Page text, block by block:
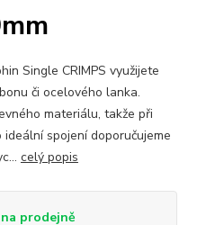
Single CRIMPS využijete
či ocelového lanka.
materiálu, takže při
spojení doporučujeme
celý popis
prodejně